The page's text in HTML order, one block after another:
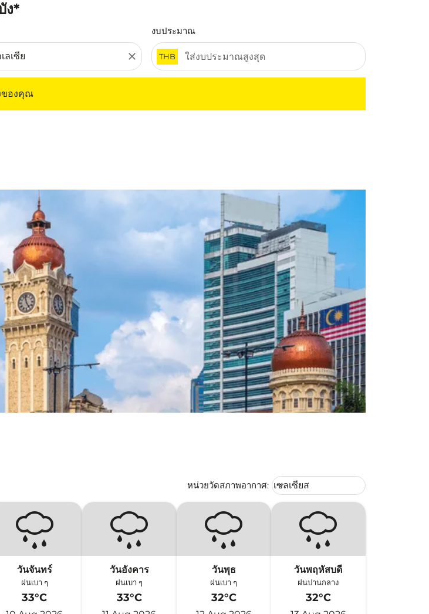
ง*
close
งบประมาณ
THB
ของคุณ
หน่วยวัดสภาพอากาศ: Weather unit option เซลเซียส
เซลเซียส
keyboard_arrow_down
วันจันทร์
ฝนเบา ๆ
33°C
วันอังคาร
ฝนเบา ๆ
33°C
วันพุธ
ฝนเบา ๆ
32°C
วันพฤหัสบดี
ฝนปานกลาง
32°C